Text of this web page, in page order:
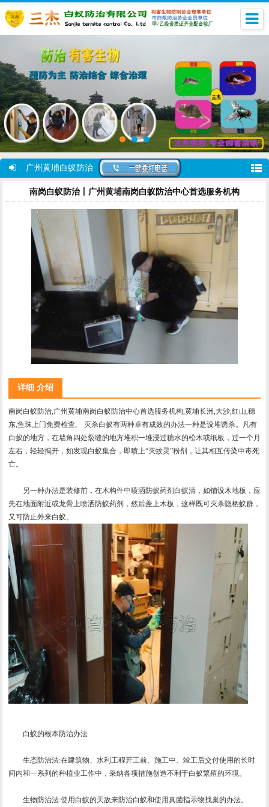
广州黄埔白蚁防治
南岗白蚁防治丨广州黄埔南岗白蚁防治中心首选服务机构
详细 介绍
南岗白蚁防治,广州黄埔南岗白蚁防治中心首选服务机构,黄埔长洲,大沙,红山,穗
东,鱼珠上门免费检查, 灭杀白蚁有两种卓有成效的办法一种是设堆诱杀。凡有
白蚁的地方，在墙角四处裂缝的地方堆积一堆浸过糖水的松木或纸板，过一个月
左右，轻轻揭开，如发现白蚁集合，即喷上“灭蚊灵”粉剂，让其相互传染中毒死
亡。
另一种办法是装修前，在木构件中喷洒防蚁药剂白蚁清，如铺设木地板，应
先在地面附近或龙骨上喷洒防蚁药剂，然后盖上木板，这样既可灭杀隐栖蚁群，
又可防止外来白蚁。
白蚁的根本防治办法
生态防治法:在建筑物、水利工程开工前、施工中、竣工后交付使用的长时
间内和一系列的种植业工作中，采纳各项措施创造不利于白蚁繁殖的环境。
生物防治法:使用白蚁的天敌来防治白蚁和使用真菌指示物找巢的办法。